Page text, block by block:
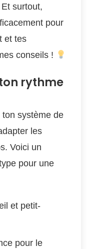
Et surtout,
pour
et tes
conseils !
rythme
système de
les
Voici un
pour une
et petit-
pour le